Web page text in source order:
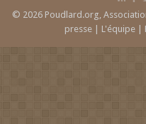
© 2026 Poudlard.org,
presse
L'équipe